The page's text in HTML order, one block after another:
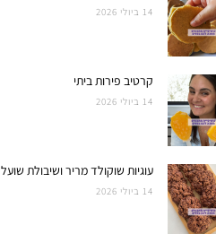
14 ביולי 2026
קרטיב פירות ביתי
14 ביולי 2026
עוגיות שוקולד מריר ושיבולת שועל
14 ביולי 2026